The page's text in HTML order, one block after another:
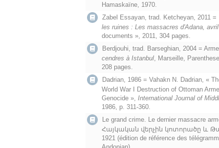
Hamaskaïne, 1970.
Zabel Essayan, trad. Ketcheyan, 2011
les ruines : Les massacres d'Adana,
documents », 2011, 304 pages.
Berdjouhi, trad. Barseghian, 2004 =
cendres à Istanbul, Marseille,
208 pages.
Dadrian, 1986 = Vahakn N. Dadrian, «
World War I Destruction of Ottoman
Genocide », International Journal of
1986, p. 311-360.
Le grand crime. Le dernier massacre
Հայկական վերչին կոտորածը և
1921 (édition de référence des